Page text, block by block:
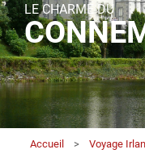
LE CHARME DU
Accueil > Voyage